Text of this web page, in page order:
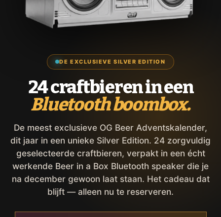
DE EXCLUSIEVE SILVER EDITION
24 craftbieren in een
Bluetooth boombox.
De meest exclusieve OG Beer Adventskalender,
dit jaar in een unieke Silver Edition. 24 zorgvuldig
geselecteerde craftbieren, verpakt in een écht
werkende Beer in a Box Bluetooth speaker die je
na december gewoon laat staan. Het cadeau dat
blijft — alleen nu te reserveren.